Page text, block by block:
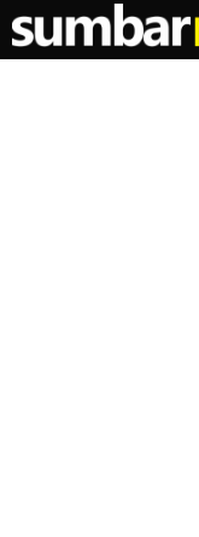
Lewati
ke
konten